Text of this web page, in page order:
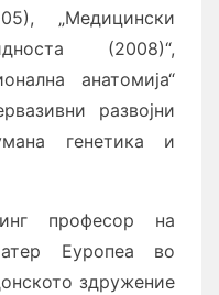
„Медицински
(2008)“,
анатомија“
развојни
генетика и
професор на
Еуропеа во
здружение